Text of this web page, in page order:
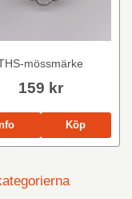
mössmärke
159 kr
Köp